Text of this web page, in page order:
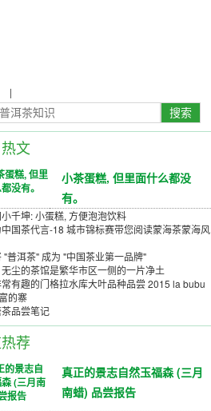
|
文
小茶蛋糕, 但里面什么都没
有。
千坤: 小蛋糕, 方便泡泡饮料
国茶代言-18 城市锦标赛带您阅读蒙海茶蒙海风
"普洱茶" 成为 "中国茶业第一品牌"
尘的茶馆是繁华市区一侧的一片净土
有趣的门格拉水库大叶品种品尝 2015 la bubu
的寨
品尝笔记
荐
真正的景志自然玉福森 (三月
南蜡) 品尝报告